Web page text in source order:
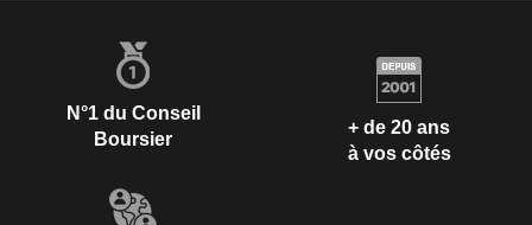
N°1 du Conseil
Boursier
+ de 20 ans
à vos côtés